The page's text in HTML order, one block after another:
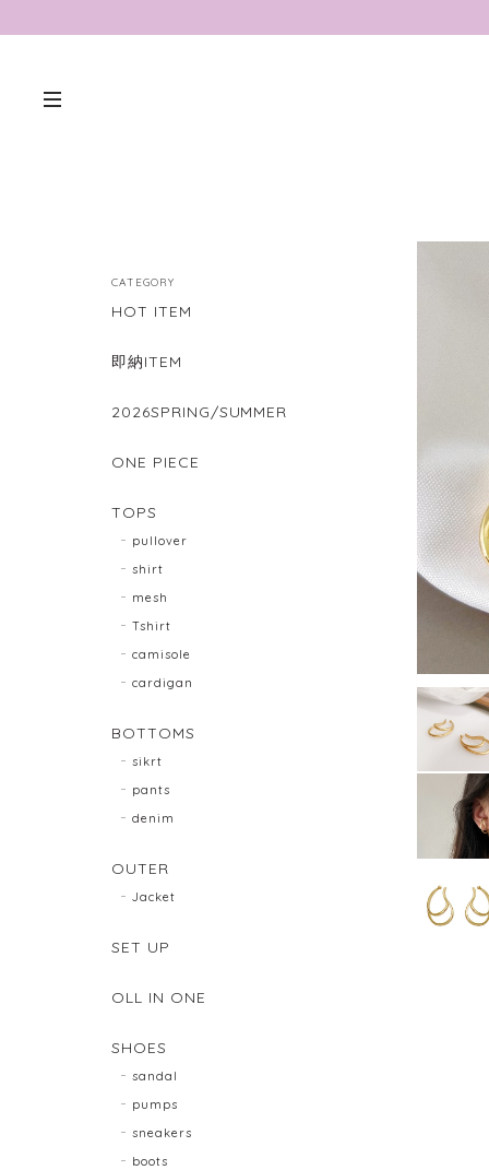
CATEGORY
HOT ITEM
即納ITEM
2026SPRING/SUMMER
ONE PIECE
TOPS
pullover
shirt
mesh
Tshirt
camisole
cardigan
BOTTOMS
sikrt
pants
denim
OUTER
Jacket
SET UP
OLL IN ONE
SHOES
sandal
pumps
sneakers
boots